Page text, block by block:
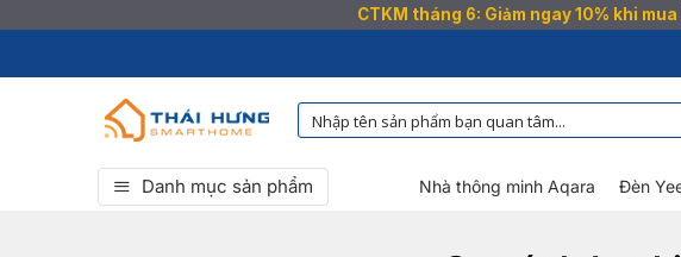
CTKM tháng 6: Giảm ngay 10% khi
qua
Danh mục sản phẩm Nhà thông minh Aqara Đèn